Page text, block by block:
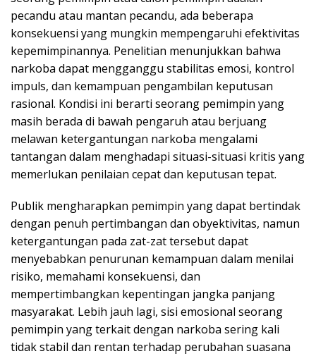
pecandu atau mantan pecandu, ada beberapa
konsekuensi yang mungkin mempengaruhi efektivitas
kepemimpinannya. Penelitian menunjukkan bahwa
narkoba dapat mengganggu stabilitas emosi, kontrol
impuls, dan kemampuan pengambilan keputusan
rasional. Kondisi ini berarti seorang pemimpin yang
masih berada di bawah pengaruh atau berjuang
melawan ketergantungan narkoba mengalami
tantangan dalam menghadapi situasi-situasi kritis yang
memerlukan penilaian cepat dan keputusan tepat.
Publik mengharapkan pemimpin yang dapat bertindak
dengan penuh pertimbangan dan obyektivitas, namun
ketergantungan pada zat-zat tersebut dapat
menyebabkan penurunan kemampuan dalam menilai
risiko, memahami konsekuensi, dan
mempertimbangkan kepentingan jangka panjang
masyarakat. Lebih jauh lagi, sisi emosional seorang
pemimpin yang terkait dengan narkoba sering kali
tidak stabil dan rentan terhadap perubahan suasana